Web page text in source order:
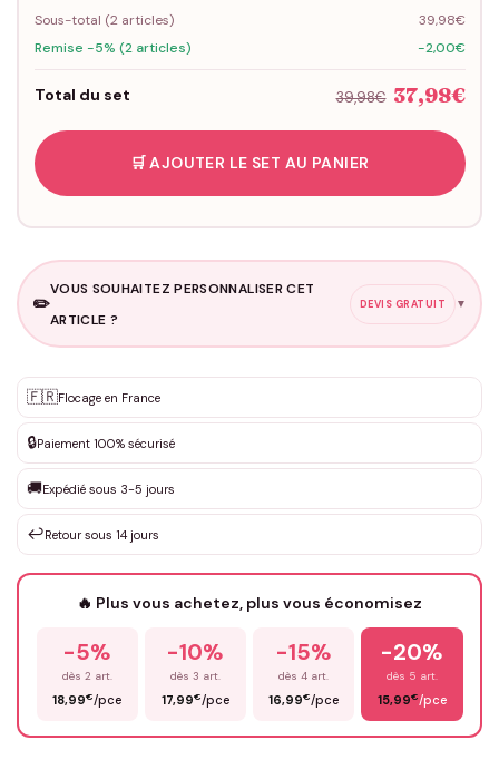
Sous-total (2articles)
39,98€
Remise -5% (2 articles)
-2,00€
Total du set 39,98€ 37,98€
🛒 AJOUTER LE SET AU PANIER
✏️
VOUS SOUHAITEZ PERSONNALISER CET
ARTICLE ?
DEVIS GRATUIT ▼
✨ Personnalisation sur mesure
DEVIS GRATUIT · Personnalisation de 3 à 10€ selon la demande
Que souhaitez-vous ?*
Votre texte / idée*
Prénom*
🇫🇷Flocage en France
🔒Paiement 100% sécurisé
🚚Expédié sous 3-5 jours
↩️Retour sous 14 jours
🔥 Plus vous achetez, plus vous économisez
-5%
dès 2 art.
18,99€/pce
-10%
dès 3 art.
17,99€/pce
-15%
dès 4 art.
16,99€/pce
-20%
dès 5 art.
15,99€/pce